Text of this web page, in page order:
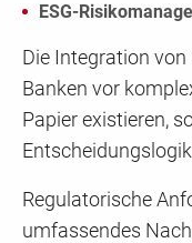
ESG-
Die Integration von
Banken vor
Papier existieren,
Regulatorische
umfassendes